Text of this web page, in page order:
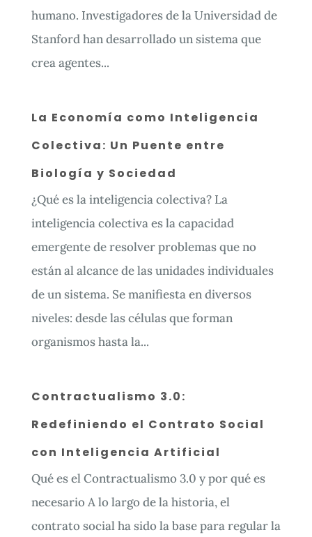
humano. Investigadores de la Universidad de
Stanford han desarrollado un sistema que
crea agentes...
La Economía como Inteligencia
Colectiva: Un Puente entre
Biología y Sociedad
¿Qué es la inteligencia colectiva? La
inteligencia colectiva es la capacidad
emergente de resolver problemas que no
están al alcance de las unidades individuales
de un sistema. Se manifiesta en diversos
niveles: desde las células que forman
organismos hasta la...
Contractualismo 3.0:
Redefiniendo el Contrato Social
con Inteligencia Artificial
Qué es el Contractualismo 3.0 y por qué es
necesario A lo largo de la historia, el
contrato social ha sido la base para regular la